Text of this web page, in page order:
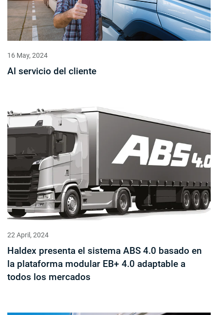
16 May, 2024
Al servicio del cliente
22 April, 2024
Haldex presenta el sistema ABS 4.0 basado en
la plataforma modular EB+ 4.0 adaptable a
todos los mercados